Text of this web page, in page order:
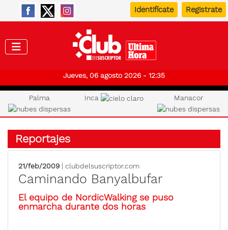
Identifícate Registrate
Jueves, 06 agosto 2026 - 12:35
Palma Inca Manacor
Reportajes
21/feb/2009 | clubdelsuscriptor.com
Caminando Banyalbufar
El equipo de NordicWalking se puso
enmarcha durante dos horas